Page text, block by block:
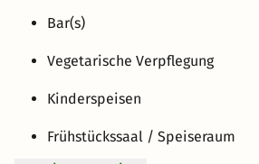
Bar(s)
Vegetarische Verpflegung
Kinderspeisen
Frühstückssaal / Speiseraum